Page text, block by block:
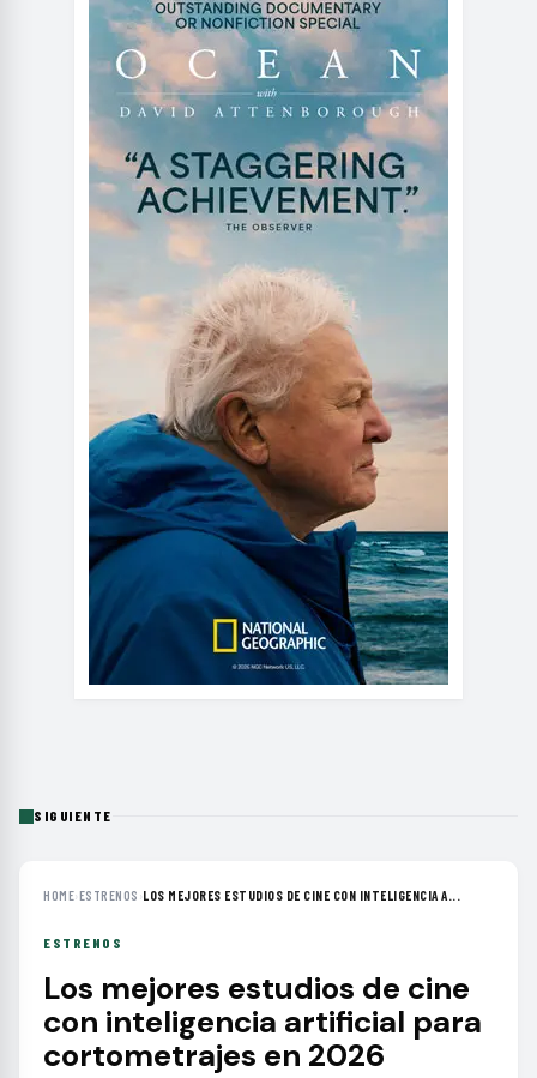
SIGUIENTE
HOME›ESTRENOS ›LOS MEJORES ESTUDIOS DE CINE CON INTELIGENCIA A...
ESTRENOS
Los mejores estudios de cine
con inteligencia artificial para
cortometrajes en 2026